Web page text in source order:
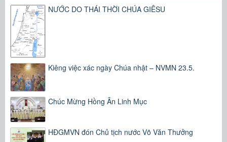
NƯỚC DO THÁI THỜI CHÚA GIÊSU
Kiêng việc xác ngày Chúa nhật – NVMN 23.5.
Chúc Mừng Hồng Ân Linh Mục
HĐGMVN đón Chủ tịch nước Võ Văn Thưởng